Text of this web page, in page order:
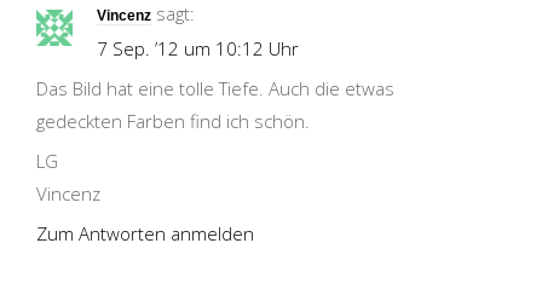
Vincenz sagt:
7 Sep. ’12 um 10:12 Uhr
Das Bild hat eine tolle Tiefe. Auch die etwas
gedeckten Farben find ich schön.
LG
Vincenz
Zum Antworten anmelden